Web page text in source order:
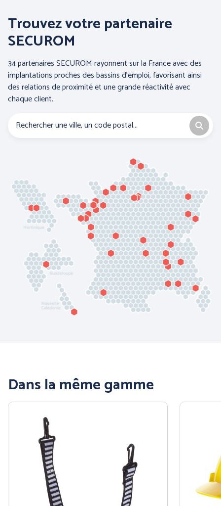
CEPOVETT SAS
CHATARD
(Roan'Panchos)
COFRA
Trouvez votre partenaire
SECUROM
34 partenaires SECUROM rayonnent sur la France avec des
implantations proches des bassins d’emploi, favorisant ainsi
des relations de proximité et une grande réactivité avec
chaque client.
Dans la même gamme